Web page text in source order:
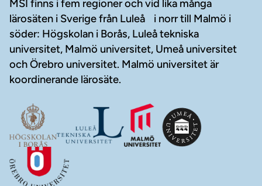
MSI finns i fem regioner och vid lika många
lärosäten i Sverige från Luleå i norr till Malmö i
söder: Högskolan i Borås, Luleå tekniska
universitet, Malmö universitet, Umeå universitet
och Örebro universitet. Malmö universitet är
koordinerande lärosäte.